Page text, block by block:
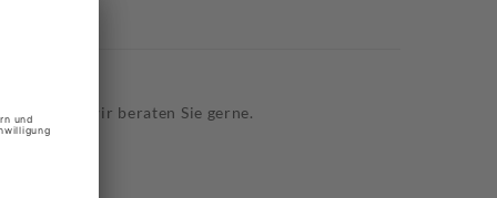
Sie uns, wir beraten Sie gerne.